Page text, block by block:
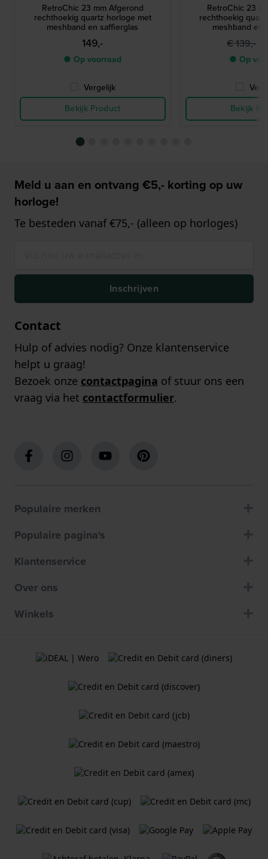
RetroChic 23 mm Afgerond
rechthoekig quartz horloge met
meshband en saffierglas
149,-
● Op voorraad
Vergelijk
Bekijk Product
RetroChic 23
rechthoekig
meshband en
€ 139,-
● Op
Bekijk
Meld u aan en ontvang €5,- korting op uw
horloge!
Te besteden vanaf €75,- (alleen op horloges)
Inschrijven
Contact
Hulp of advies nodig? Onze klantenservice
helpt u graag!
Bezoek onze contactpagina of stuur ons een
vraag via het contactformulier.
Populaire merken
Populaire pagina's
Klantenservice
Over ons
Winkels